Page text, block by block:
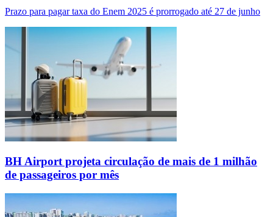
Prazo para pagar taxa do Enem 2025 é prorrogado até 27 de junho
BH Airport projeta circulação de mais de 1 milhão
de passageiros por mês